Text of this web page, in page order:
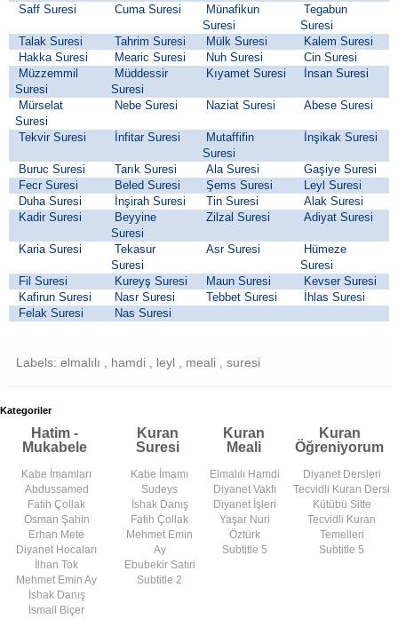
Saff Suresi Cuma Suresi
Münafikun
Suresi
Tegabun
Suresi
Talak Suresi
Tahrim Suresi Mülk Suresi
Kalem Suresi
Hakka Suresi
Mearic Suresi Nuh Suresi
Cin Suresi
Müzzemmil
Suresi
Müddessir
Suresi
Kıyamet Suresi İnsan Suresi
Mürselat
Suresi
Nebe Suresi Naziat Suresi Abese Suresi
Tekvir Suresi İnfitar Suresi
Mutaffifin
Suresi
İnşikak Suresi
Buruc Suresi Tarık Suresi Ala Suresi
Gaşiye Suresi
Fecr Suresi
Beled Suresi Şems Suresi
Leyl Suresi
Duha Suresi
İnşirah Suresi Tin Suresi
Alak Suresi
Kadir Suresi
Beyyine
Suresi
Zilzal Suresi Adiyat Suresi
Karia Suresi
Tekasur
Suresi
Asr Suresi
Hümeze
Suresi
Fil Suresi
Kureyş Suresi Maun Suresi
Kevser Suresi
Kafirun Suresi
Nasr Suresi Tebbet Suresi
İhlas Suresi
Felak Suresi
Nas Suresi
Labels: elmalılı , hamdi , leyl , meali , suresi
Kategoriler
Hatim -
Mukabele
Kuran
Suresi
Kuran
Meali
Kuran
Öğreniyorum
Kabe İmamları
Abdussamed
Fatih Çollak
Osman Şahin
Erhan Mete
Diyanet Hocaları
İlhan Tok
Mehmet Emin Ay
İshak Danış
İsmail Biçer
Kabe İmamı
Sudeys
İshak Danış
Fatih Çollak
Mehmet Emin
Ay
Ebubekir Satıri
Subtitle 2
Elmalılı Hamdi
Diyanet Vakfı
Diyanet İşleri
Yaşar Nuri
Öztürk
Subtitle 5
Diyanet Dersleri
Tecvidli Kuran Dersi
Kütübü Sitte
Tecvidli Kuran
Temelleri
Subtitle 5